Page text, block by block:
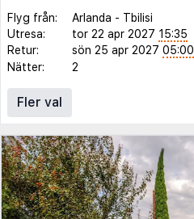
Flyg från:
Arlanda - Tbilisi
Utresa:
tor 22 apr 2027 15:35
Retur:
sön 25 apr 2027 05:00
Nätter:
2
Fler val